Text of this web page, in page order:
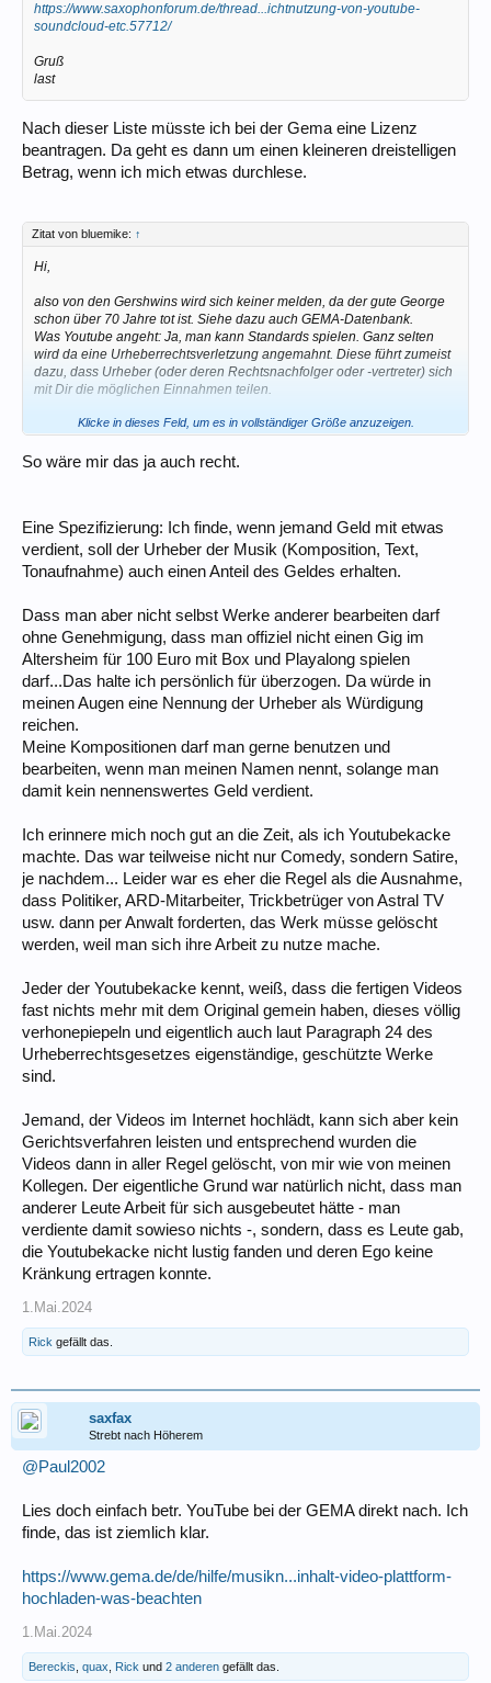
https://www.saxophonforum.de/thread...ichtnutzung-von-youtube-
soundcloud-etc.57712/
Gruß
last
Nach dieser Liste müsste ich bei der Gema eine Lizenz
beantragen. Da geht es dann um einen kleineren dreistelligen
Betrag, wenn ich mich etwas durchlese.
Zitat von bluemike: ↑
Hi,
also von den Gershwins wird sich keiner melden, da der gute George
schon über 70 Jahre tot ist. Siehe dazu auch GEMA-Datenbank.
Was Youtube angeht: Ja, man kann Standards spielen. Ganz selten
wird da eine Urheberrechtsverletzung angemahnt. Diese führt zumeist
dazu, dass Urheber (oder deren Rechtsnachfolger oder -vertreter) sich
mit Dir die möglichen Einnahmen teilen.
Klicke in dieses Feld, um es in vollständiger Größe anzuzeigen.
So wäre mir das ja auch recht.
Eine Spezifizierung: Ich finde, wenn jemand Geld mit etwas
verdient, soll der Urheber der Musik (Komposition, Text,
Tonaufnahme) auch einen Anteil des Geldes erhalten.
Dass man aber nicht selbst Werke anderer bearbeiten darf
ohne Genehmigung, dass man offiziel nicht einen Gig im
Altersheim für 100 Euro mit Box und Playalong spielen
darf...Das halte ich persönlich für überzogen. Da würde in
meinen Augen eine Nennung der Urheber als Würdigung
reichen.
Meine Kompositionen darf man gerne benutzen und
bearbeiten, wenn man meinen Namen nennt, solange man
damit kein nennenswertes Geld verdient.
Ich erinnere mich noch gut an die Zeit, als ich Youtubekacke
machte. Das war teilweise nicht nur Comedy, sondern Satire,
je nachdem... Leider war es eher die Regel als die Ausnahme,
dass Politiker, ARD-Mitarbeiter, Trickbetrüger von Astral TV
usw. dann per Anwalt forderten, das Werk müsse gelöscht
werden, weil man sich ihre Arbeit zu nutze mache.
Jeder der Youtubekacke kennt, weiß, dass die fertigen Videos
fast nichts mehr mit dem Original gemein haben, dieses völlig
verhonepiepeln und eigentlich auch laut Paragraph 24 des
Urheberrechtsgesetzes eigenständige, geschützte Werke
sind.
Jemand, der Videos im Internet hochlädt, kann sich aber kein
Gerichtsverfahren leisten und entsprechend wurden die
Videos dann in aller Regel gelöscht, von mir wie von meinen
Kollegen. Der eigentliche Grund war natürlich nicht, dass man
anderer Leute Arbeit für sich ausgebeutet hätte - man
verdiente damit sowieso nichts -, sondern, dass es Leute gab,
die Youtubekacke nicht lustig fanden und deren Ego keine
Kränkung ertragen konnte.
1.Mai.2024
Rick gefällt das.
saxfax
Strebt nach Höherem
@Paul2002
Lies doch einfach betr. YouTube bei der GEMA direkt nach. Ich
finde, das ist ziemlich klar.
https://www.gema.de/de/hilfe/musikn...inhalt-video-plattform-
hochladen-was-beachten
1.Mai.2024
Bereckis quax Rick und 2 anderen gefällt das.